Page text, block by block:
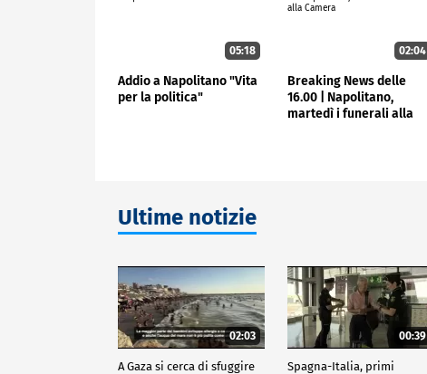
05:18
Addio a Napolitano "Vita
per la politica"
02:04
Breaking News delle
16.00 | Napolitano,
martedì i funerali alla
Ultime notizie
02:03
A Gaza si cerca di sfuggire
00:39
Spagna-Italia, primi